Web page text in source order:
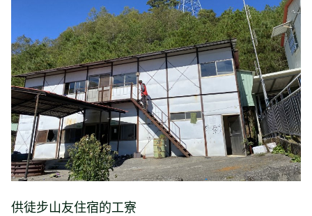
供徒步山友住宿的工寮